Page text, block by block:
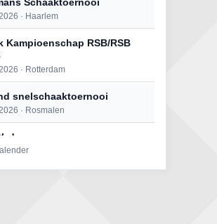
· Haarlem
Kampioenschap RSB/RSB
· Rotterdam
snelschaaktoernooi
· Rosmalen
· Den Burg, Texel